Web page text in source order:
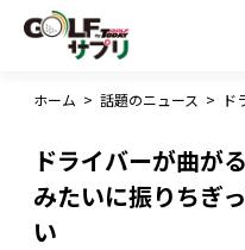
ホーム > 話題のニュース >
ドライバーが曲が
みたいに振りちぎ
い